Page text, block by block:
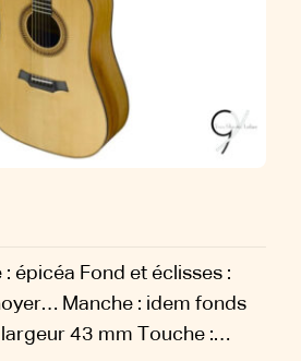
: épicéa Fond et éclisses :
Manche : idem fonds
43 mm Touche :